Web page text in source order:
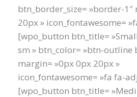
btn_border_size= »border-
20px » icon_fontawesome=
[wpo_button btn_title=
sm » btn_color= »btn-outline
margin= »0px 0px 20px »
icon_fontawesome= »fa fa-
[wpo_button btn_title=